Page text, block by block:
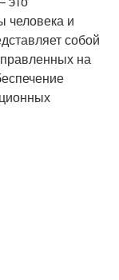
человека и
собой
на